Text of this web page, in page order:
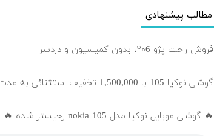
مطالب پیشنهادی
فروش راحت پژو ۲۰6، بدون کمیسیون و دردسر
گوشی نوکیا 105 با 1,500,000 تخفیف استثنائی به مدت محدود🔥
🔥 گوشی موبایل نوکیا مدل nokia 105 رجیستر شده 🔥